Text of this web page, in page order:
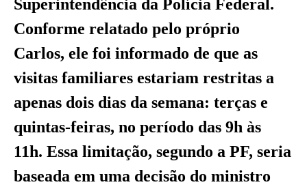
Superintendência da Polícia Federal.
Conforme relatado pelo próprio
Carlos, ele foi informado de que as
visitas familiares estariam restritas a
apenas dois dias da semana: terças e
quintas-feiras, no período das 9h às
11h. Essa limitação, segundo a PF, seria
baseada em uma decisão do ministro